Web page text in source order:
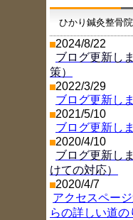
ひかり鍼灸整骨
2024/8/22
ブログ更新し
策）
2022/3/29
ブログ更新し
2021/5/10
ブログ更新し
2020/4/10
ブログ更新し
けての対応）
2020/4/7
アクセスペー
らの詳しい道の